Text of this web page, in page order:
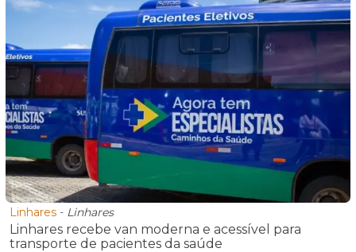
Linhares - Linhares
Linhares recebe van moderna e acessível para
transporte de pacientes da saúde